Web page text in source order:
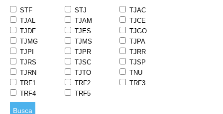
STF STJ
TJAC
TJAL
TJAM
TJCE
TJDF
TJES
TJGO
TJMG
TJMS
TJPA
TJPI
TJPR
TJRR
TJRS
TJSC
TJSP
TJRN
TJTO
TNU
TRF1
TRF2
TRF3
TRF4
TRF5
Busca